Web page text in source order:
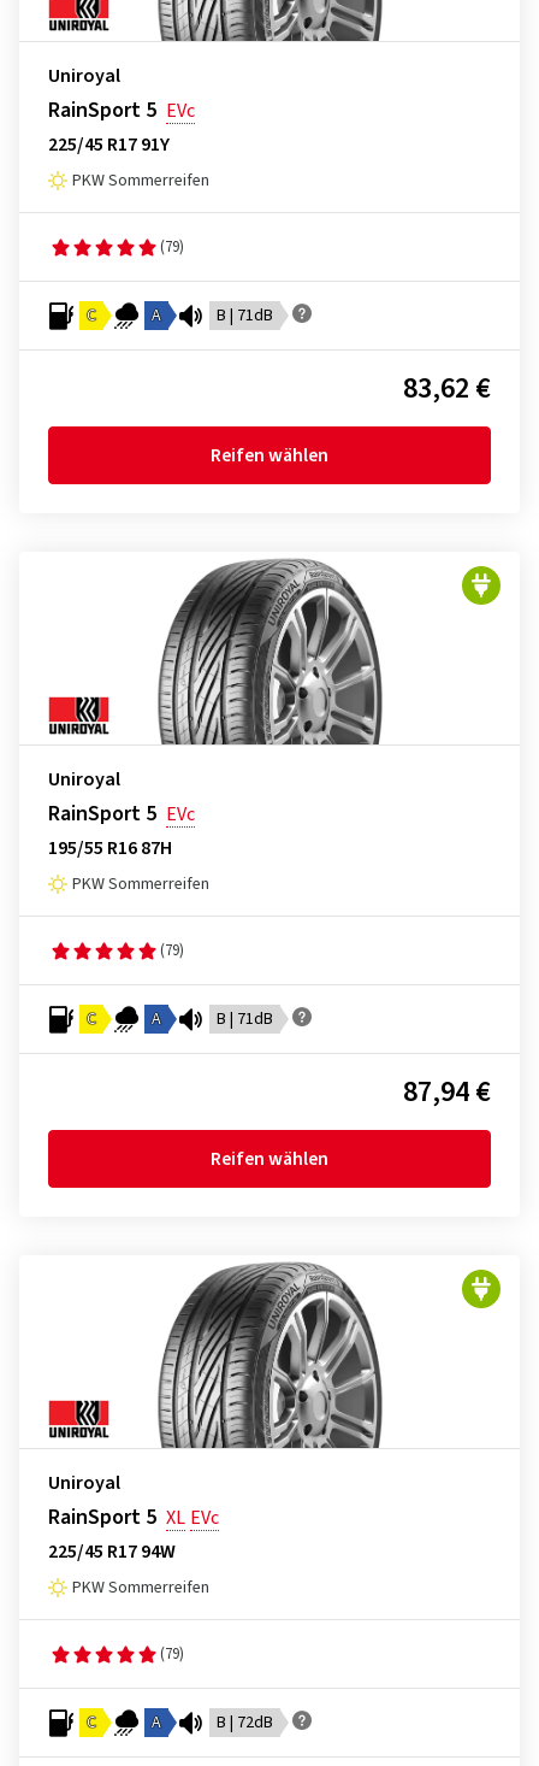
Uniroyal
RainSport 5 EVc
225/45 R17 91Y
PKW Sommerreifen
(79)
C A B | 71dB
83,62 €
Reifen wählen
Uniroyal
RainSport 5 EVc
195/55 R16 87H
PKW Sommerreifen
(79)
C A B | 71dB
87,94 €
Reifen wählen
Uniroyal
RainSport 5 XL EVc
225/45 R17 94W
PKW Sommerreifen
(79)
C A B | 72dB